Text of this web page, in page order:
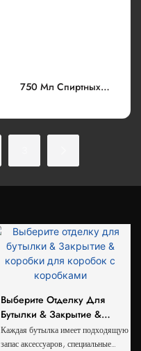
750 Мл Спиртных
Деревянной Крышкой И
Выберите Отделку Для
Бутылки & Закрытие &
Коробки Для Коробок С
Коробками
Каждая бутылка имеет подходящую
запас аксессуаров, специальные